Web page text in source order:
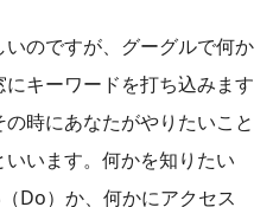
のですが、グーグルで何か
キーワードを打ち込みます
時にあなたがやりたいこと
います。何かを知りたい
Do）か、何かにアクセス